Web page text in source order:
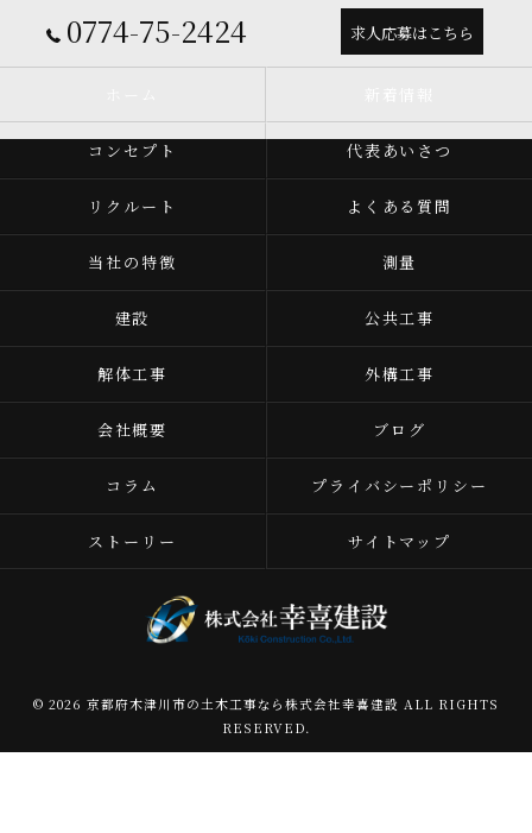
0774-75-2424 求人応募はこちら
コンセプト 代表あいさつ
リクルート よくある質問
当社の特徴 測量
建設 公共工事
解体工事 外構工事
会社概要 ブログ
コラム プライバシーポリシー
ストーリー サイトマップ
© 2026 京都府木津川市の土木工事なら株式会社幸喜建設 ALL RIGHTS
RESERVED.